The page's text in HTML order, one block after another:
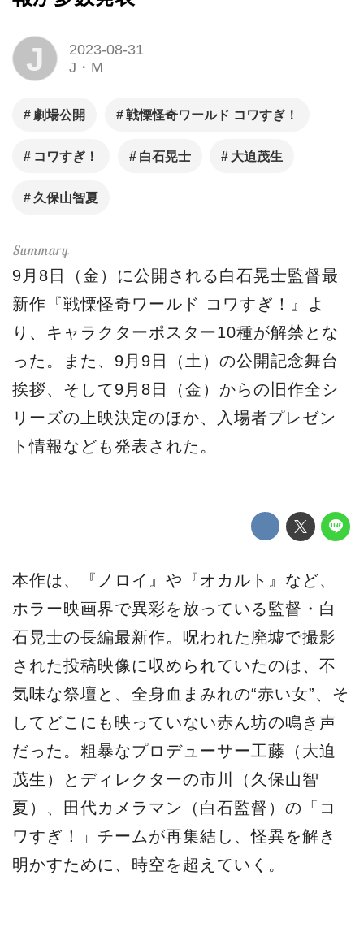
J
2023-08-31
J・M
劇場公開 戦慄怪奇ワールド コワすぎ！
コワすぎ！ 白石晃士 大迫茂生
久保山智夏
9月8日（金）に公開される白石晃士監督最
新作『戦慄怪奇ワールド コワすぎ！』よ
り、キャラクターポスター10種が解禁とな
った。また、9月9日（土）の公開記念舞台
挨拶、そして9月8日（金）からの旧作全シ
リーズの上映決定のほか、入場者プレゼン
ト情報なども発表された。
本作は、『ノロイ』や『オカルト』など、
ホラー映画界で異彩を放っている監督・白
石晃士の長編最新作。呪われた廃墟で撮影
された投稿映像に収められていたのは、不
気味な祭壇と、全身血まみれの“赤い女”、そ
してどこにも映っていない赤ん坊の鳴き声
だった。粗暴なプロデューサー工藤（大迫
茂生）とディレクターの市川（久保山智
夏）、田代カメラマン（白石監督）の「コ
ワすぎ！」チームが再集結し、怪異を解き
明かすために、時空を超えていく。